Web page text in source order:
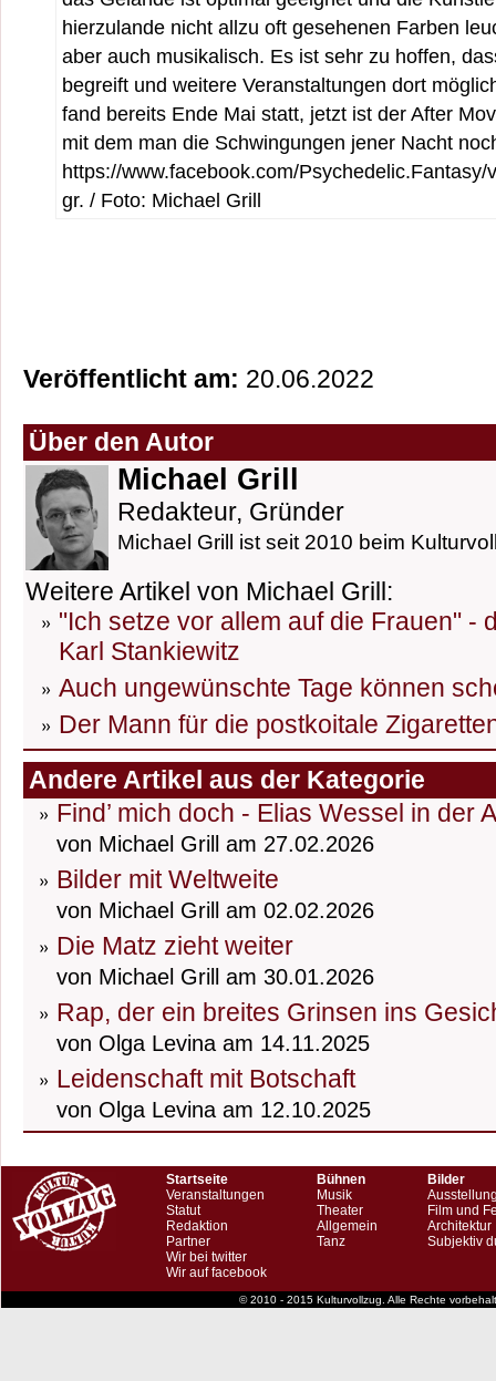
hierzulande nicht allzu oft gesehenen Farben
aber auch musikalisch. Es ist sehr zu hoffen,
begreift und weitere Veranstaltungen dort
fand bereits Ende Mai statt, jetzt ist der After
mit dem man die Schwingungen jener Nacht
https://www.facebook.com/
gr. / Foto: Michael Grill
Veröffentlicht am: 20.06.2022
Über den Autor
Michael Grill
Redakteur, Gründer
Michael Grill ist seit 2010 beim
Weitere Artikel von Michael Grill:
"Ich setze vor allem auf die Frauen" -
Karl Stankiewitz
Auch ungewünschte Tage können
Der Mann für die postkoitale
Andere Artikel aus der Kategorie
Find’ mich doch - Elias Wessel in der
von Michael Grill am 27.02.2026
Bilder mit Weltweite
von Michael Grill am 02.02.2026
Die Matz zieht weiter
von Michael Grill am 30.01.2026
Rap, der ein breites Grinsen ins
von Olga Levina am 14.11.2025
Leidenschaft mit Botschaft
von Olga Levina am 12.10.2025
Startseite
Veranstaltungen
Statut
Redaktion
Partner
Wir bei twitter
Wir auf facebook
Bühnen
Musik
Theater
Allgemein
Tanz
Bilder
Film und
Architektur
Subjektiv
© 2010 - 2015 Kulturvollzug. Alle Rechte